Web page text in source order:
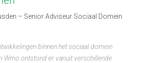
– Senior Adviseur Sociaal Domein
binnen het sociaal domein
Wmo ontstond er vanuit verschillende